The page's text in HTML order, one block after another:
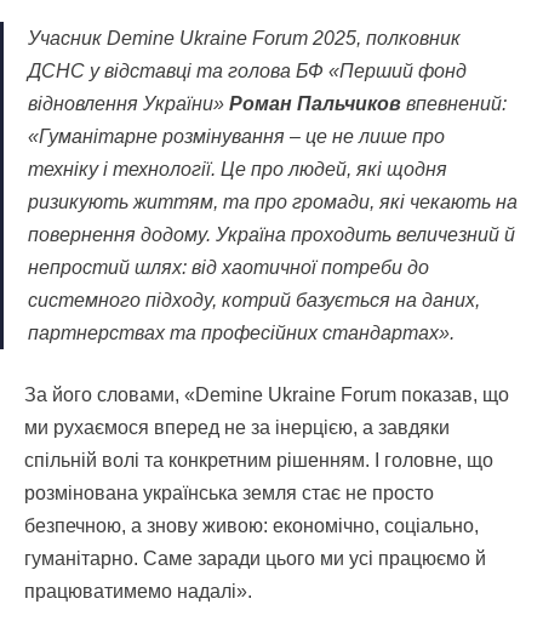
Учасник Demine Ukraine Forum 2025, полковник
ДСНС у відставці та голова БФ «Перший фонд
відновлення України» Роман Пальчиков впевнений:
«Гуманітарне розмінування – це не лише про
техніку і технології. Це про людей, які щодня
ризикують життям, та про громади, які чекають на
повернення додому. Україна проходить величезний й
непростий шлях: від хаотичної потреби до
системного підходу, котрий базується на даних,
партнерствах та професійних стандартах».
За його словами, «Demine Ukraine Forum показав, що
ми рухаємося вперед не за інерцією, а завдяки
спільній волі та конкретним рішенням. І головне, що
розмінована українська земля стає не просто
безпечною, а знову живою: економічно, соціально,
гуманітарно. Саме заради цього ми усі працюємо й
працюватимемо надалі».